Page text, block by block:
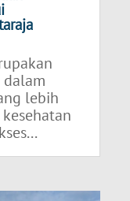
lebih